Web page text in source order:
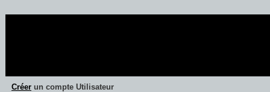
Créer un compte Utilisateur